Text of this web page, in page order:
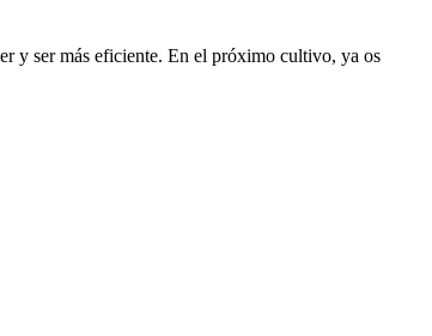
y ser más eficiente. En el próximo cultivo, ya os